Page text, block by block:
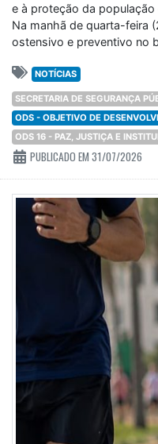
e à proteção da
Na manhã de quarta-feira
ostensivo e preventivo no
NOTÍCIAS
SECRETARIA DE SEGURANÇA
ODS - OBJETIVO DE
ODS 16 - PAZ, JUSTIÇA E
PUBLICADO EM 31/07/2026